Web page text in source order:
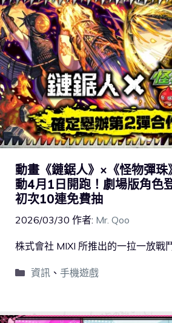
動畫《鏈鋸人》×《怪物彈
動4月1日開跑！劇場版角色
初次10連免費抽
2026/03/30 作者: Mr. Qoo
株式會社 MIXI 所推出的一拉一放戰
資訊、 手機遊戲